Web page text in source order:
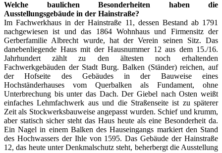
Welche baulichen Besonderheiten haben die
Ausstellungsgebäude in der Hainstraße?
Im Fachwerkhaus in der Hainstraße 11, dessen Bestand ab 1791
nachgewiesen ist und das 1864 Wohnhaus und Firmensitz der
Gerberfamilie Albrecht wurde, hat der Verein seinen Sitz. Das
danebenliegende Haus mit der Hausnummer 12 aus dem 15./16.
Jahrhundert zählt zu den ältesten noch erhaltenden
Fachwerkgebäuden der Stadt Burg. Balken (Ständer) reichen, auf
der Hofseite des Gebäudes in der Bauweise eines
Hochständerhauses vom Querbalken als Fundament, ohne
Unterbrechung bis unter das Dach. Der Giebel nach Osten weißt
einfaches Lehmfachwerk aus und die Straßenseite ist zu späterer
Zeit als Stockwerksbauweise angepasst wurden. Schief und krumm,
aber statisch sicher steht das Haus heute als eine Besonderheit da.
Ein Nagel in einem Balken des Hauseingangs markiert den Stand
des Hochwassers der Ihle von 1595. Das Gebäude der Hainstraße
12, das heute unter Denkmalschutz steht, beherbergt die Ausstellung